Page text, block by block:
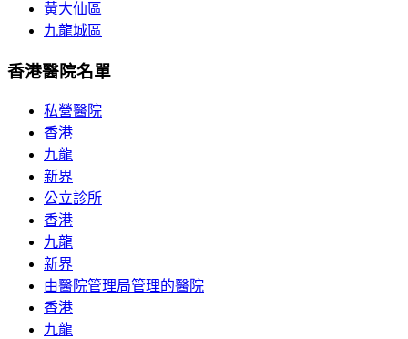
黃大仙區
九龍城區
香港醫院名單
私營醫院
香港
九龍
新界
公立診所
香港
九龍
新界
由醫院管理局管理的醫院
香港
九龍